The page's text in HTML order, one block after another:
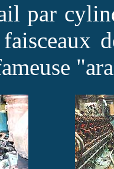
par